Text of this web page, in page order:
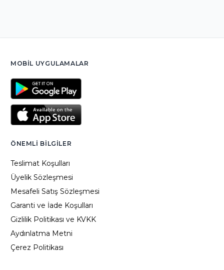
MOBIL UYGULAMALAR
ÖNEMLI BILGILER
Teslimat Koşulları
Üyelik Sözleşmesi
Mesafeli Satış Sözleşmesi
Garanti ve İade Koşulları
Gizlilik Politikası ve KVKK
Aydınlatma Metni
Çerez Politikası